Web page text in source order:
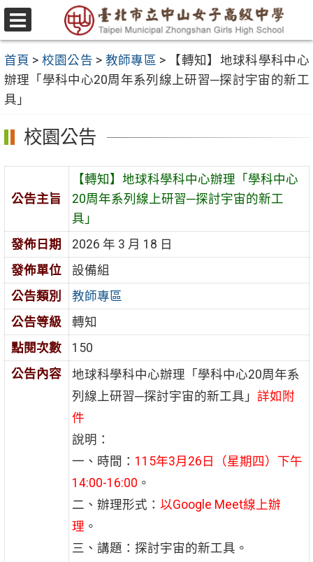
跳
至
要
內
容
區
選
單
首頁 > 校園公告 > 教師專區 >
【轉知】地球科學科中心
辦理「學科中心20周年系列線上研習─探討宇宙的新工
具」
校園公告
公告主旨
【轉知】地球科學科中心辦理「學科中心
20周年系列線上研習─探討宇宙的新工
具」
發佈日期
2026 年 3 月 18 日
發佈單位
設備組
公告類別
教師專區
公告等級
轉知
點閱次數
150
公告內容
地球科學科中心辦理「學科中心20周年系
列線上研習─探討宇宙的新工具」 詳如附
件
說明：
一、時間： 115年3月26日（星期四）下午
14:00-16:00 。
二、辦理形式： 以Google Meet線上辦
理 。
三、講題：探討宇宙的新工具。